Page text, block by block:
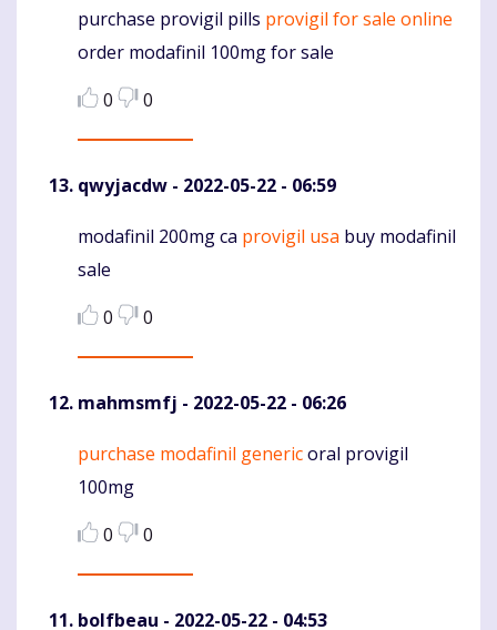
Komentaras
purchase provigil pills provigil for sale online
order modafinil 100mg for sale
0
0
qwyjacdw - 2022-05-22 - 06:59
Komentaras
modafinil 200mg ca provigil usa buy modafinil
sale
0
0
mahmsmfj - 2022-05-22 - 06:26
Komentaras
purchase modafinil genericoral provigil
100mg
0
0
bolfbeau - 2022-05-22 - 04:53